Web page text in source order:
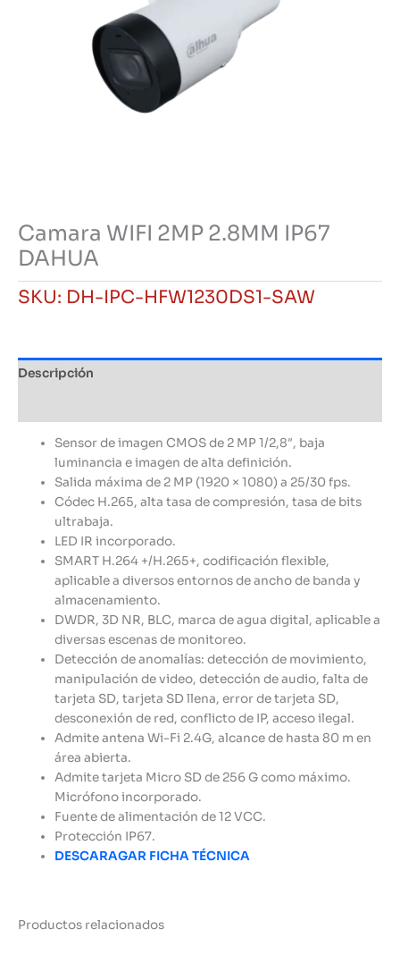
Camara WIFI 2MP 2.8MM IP67
DAHUA
SKU: DH-IPC-HFW1230DS1-SAW
Descripción
Sensor de imagen CMOS de 2 MP 1/2,8″, baja
luminancia e imagen de alta definición.
Salida máxima de 2 MP (1920 × 1080) a 25/30 fps.
Códec H.265, alta tasa de compresión, tasa de bits
ultrabaja.
LED IR incorporado.
SMART H.264 +/H.265+, codificación flexible,
aplicable a diversos entornos de ancho de banda y
almacenamiento.
DWDR, 3D NR, BLC, marca de agua digital, aplicable a
diversas escenas de monitoreo.
Detección de anomalías: detección de movimiento,
manipulación de video, detección de audio, falta de
tarjeta SD, tarjeta SD llena, error de tarjeta SD,
desconexión de red, conflicto de IP, acceso ilegal.
Admite antena Wi-Fi 2.4G, alcance de hasta 80 m en
área abierta.
Admite tarjeta Micro SD de 256 G como máximo.
Micrófono incorporado.
Fuente de alimentación de 12 VCC.
Protección IP67.
DESCARAGAR FICHA TÉCNICA
Productos relacionados